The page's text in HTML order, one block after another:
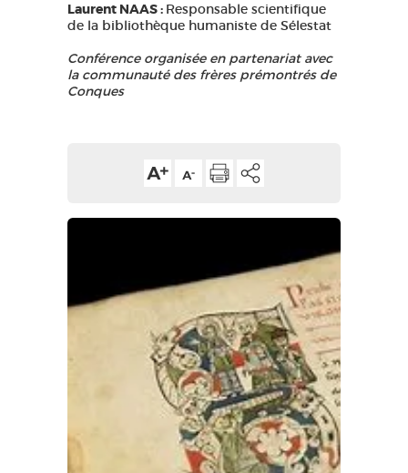
Laurent NAAS : Responsable scientifique
de la bibliothèque humaniste de Sélestat
Conférence organisée en partenariat avec
la communauté des frères prémontrés de
Conques